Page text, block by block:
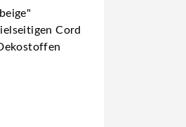
Cord